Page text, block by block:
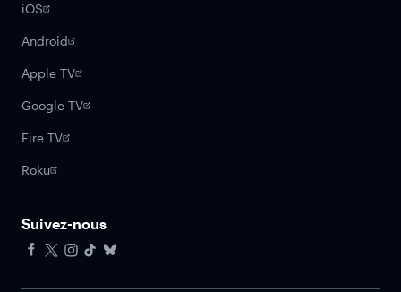
iOS
Android
Apple TV
Google TV
Fire TV
Roku
Suivez-nous